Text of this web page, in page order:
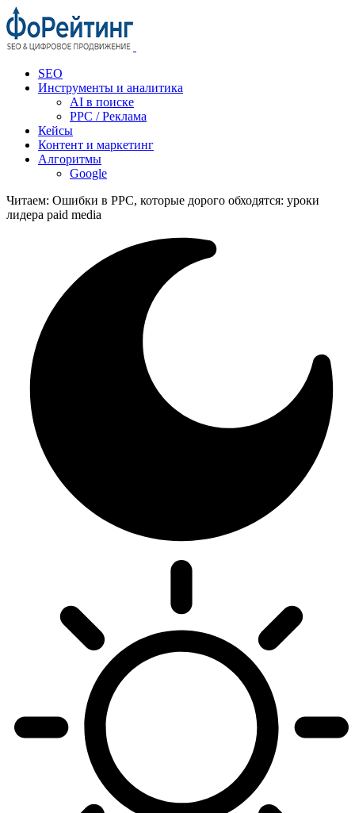
SEO
Инструменты и аналитика
AI в поиске
PPC / Реклама
Кейсы
Контент и маркетинг
Алгоритмы
Google
Читаем: Ошибки в PPC, которые дорого обходятся: уроки
лидера paid media